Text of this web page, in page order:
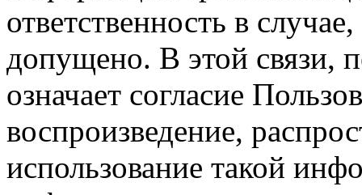
ответственность в
допущено. В этой связи,
означает согласие
воспроизведение,
использование такой